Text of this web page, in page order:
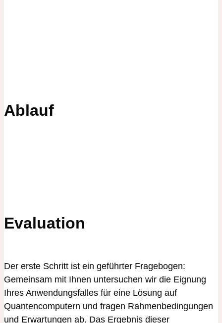
Ablauf
Evaluation
Der erste Schritt ist ein geführter Fragebogen:
Gemeinsam mit Ihnen untersuchen wir die Eignung
Ihres Anwendungsfalles für eine Lösung auf
Quantencomputern und fragen Rahmenbedingungen
und Erwartungen ab. Das Ergebnis dieser